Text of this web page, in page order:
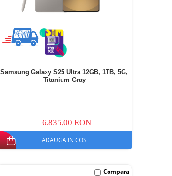
Samsung Galaxy S25 Ultra 12GB, 1TB, 5G,
Titanium Gray
6.835,00 RON
ADAUGA IN COS
Compara